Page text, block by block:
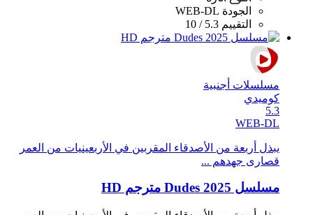
الجودة WEB-DL
التقييم 5.3 / 10
مسلسلات أجنبية
كوميدي
5.3
WEB-DL
يبذل أربعة من الأصدقاء المقربين في الأربعينيات من العمر
قصارى جهدهم ...
مسلسل Dudes 2025 مترجم HD